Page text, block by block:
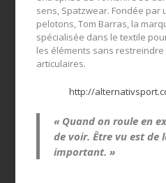
sens, Spatzwear. Fondée par
pelotons, Tom Barras, la
spécialisée dans le textile
les éléments sans
articulaires.
http://
« Quand on roule en
de voir. Être vu est de
important. »